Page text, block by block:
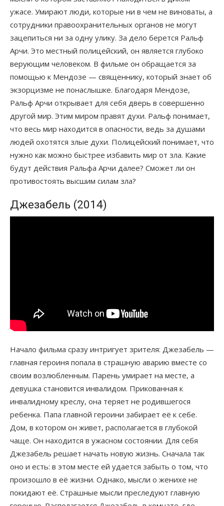
ужасе. Умирают люди, которые ни в чем не виноваты, а
сотрудники правоохранительных органов не могут
зацепиться ни за одну улику. За дело берется Ральф
Арчи. Это местный полицейский, он является глубоко
верующим человеком. В фильме он обращается за
помощью к Мендозе — священнику, который знает об
экзорцизме не понаслышке. Благодаря Мендозе,
Ральф Арчи открывает для себя дверь в совершенно
другой мир. Этим миром правят духи. Ральф понимает,
что весь мир находится в опасности, ведь за душами
людей охотятся злые духи. Полицейский понимает, что
нужно как можно быстрее избавить мир от зла. Какие
будут действия Ральфа Арчи далее? Сможет ли он
противостоять высшим силам зла?
Джезабель (2014)
Начало фильма сразу интригует зрителя: Джезабель —
главная героиня попала в страшную аварию вместе со
своим возлюбленным. Парень умирает на месте, а
девушка становится инвалидом. Прикованная к
инвалидному креслу, она теряет не родившегося
ребенка. Папа главной героини забирает её к себе.
Дом, в котором он живет, располагается в глубокой
чаще. Он находится в ужасном состоянии. Для себя
Джезабель решает начать новую жизнь. Сначала так
оно и есть: в этом месте ей удается забыть о том, что
произошло в её жизни. Однако, мысли о женихе не
покидают её. Страшные мысли преследуют главную